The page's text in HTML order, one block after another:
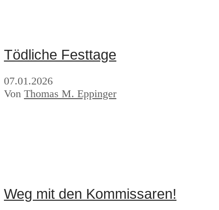
Tödliche Festtage
07.01.2026
Von Thomas M. Eppinger
Weg mit den Kommissaren!